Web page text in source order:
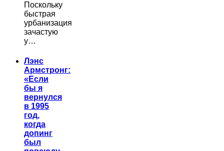
Поскольку
быстрая
урбанизация
зачастую
у…
Лэнс
Армстронг:
«Если
бы я
вернулся
в 1995
год,
когда
допинг
был